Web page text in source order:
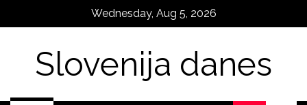
Wednesday, Aug 5, 2026
Slovenija danes